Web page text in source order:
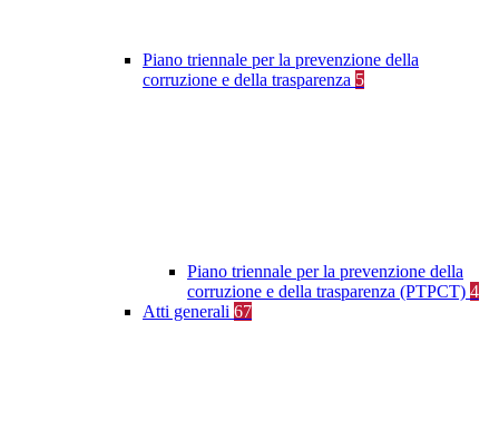
Piano triennale per la prevenzione della
corruzione e della trasparenza 5
Piano triennale per la prevenzione della
corruzione e della trasparenza (PTPCT) 4
Atti generali 67